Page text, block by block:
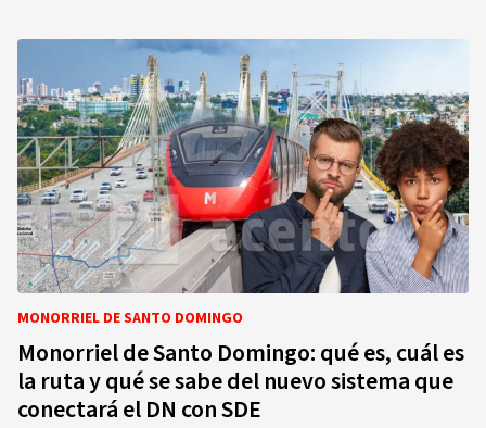
MONORRIEL DE SANTO DOMINGO
Monorriel de Santo Domingo: qué es, cuál es
la ruta y qué se sabe del nuevo sistema que
conectará el DN con SDE